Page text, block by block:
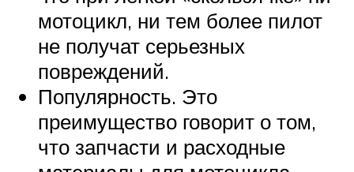
мотоцикл, ни тем более пилот
не получат серьезных
повреждений.
Популярность. Это
преимущество говорит о том,
что запчасти и расходные